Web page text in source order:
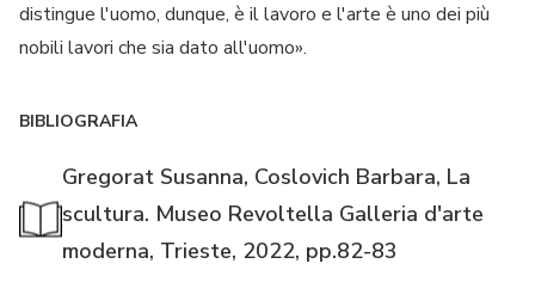
distingue l'uomo, dunque, è il lavoro e l'arte è uno dei più
nobili lavori che sia dato all'uomo».
BIBLIOGRAFIA
Gregorat Susanna, Coslovich Barbara, La
scultura. Museo Revoltella Galleria d'arte
moderna, Trieste, 2022, pp.82-83